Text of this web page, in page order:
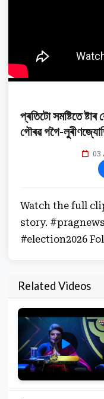
প্ৰতিটো সমষ্টিতে ষ্টাৰ
গৌৰৱ গগৈ-
03
Watch the full
story.
#election2026
Related Videos